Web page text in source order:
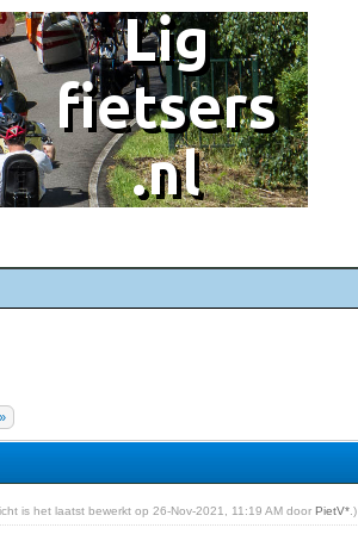
is het laatst bewerkt op 26-Nov-2021, 11:19 AM doorPietV* .)